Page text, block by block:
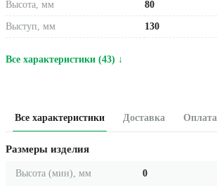
Высота, мм 80
Выступ, мм 130
Все характеристики (43) ↓
Все характеристики Доставка Оплата
Размеры изделия
Высота (мин), мм 0